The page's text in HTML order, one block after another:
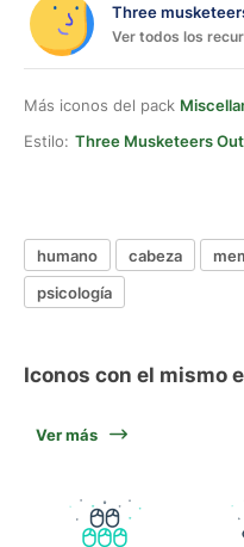
Three
Ver todos los
Más iconos del pack
Estilo: Three Musketeers
humano cabeza
psicología
Iconos con el mismo
Ver más